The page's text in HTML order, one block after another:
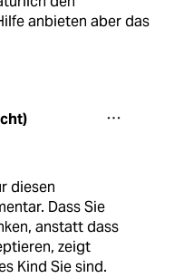
anbieten aber das
diesen
Dass Sie
anstatt dass
zeigt
Kind Sie sind.